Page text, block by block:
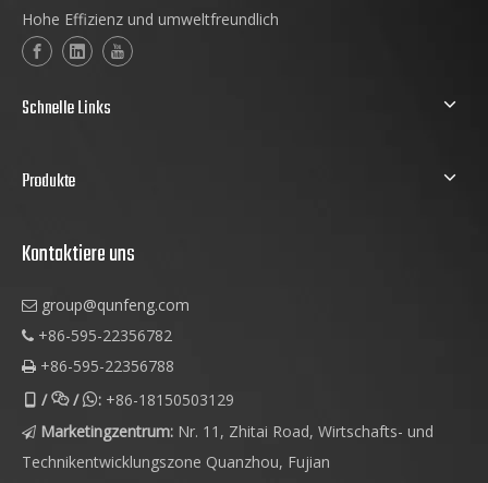
Hohe Effizienz und umweltfreundlich
Schnelle Links
Produkte
Kontaktiere uns
 group@qunfeng.com
 +86-595-22356782
 +86-595-22356788
 //: +86-18150503129
 Marketingzentrum: Nr. 11, Zhitai Road, Wirtschafts- und
Technikentwicklungszone Quanzhou, Fujian